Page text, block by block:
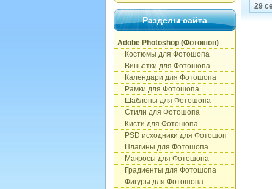
Разделы сайта
Adobe Photoshop (Фотошоп)
Костюмы для Фотошопа
Виньетки для Фотошопа
Календари для Фотошопа
Рамки для Фотошопа
Шаблоны для Фотошопа
Стили для Фотошопа
Кисти для Фотошопа
PSD исходники для Фотошоп
Плагины для Фотошопа
Макросы для Фотошопа
Градиенты для Фотошопа
Фигуры для Фотошопа
29